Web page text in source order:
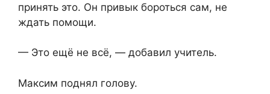
принять это. Он привык бороться сам, не
ждать помощи.
— Это ещё не всё, — добавил учитель.
Максим поднял голову.